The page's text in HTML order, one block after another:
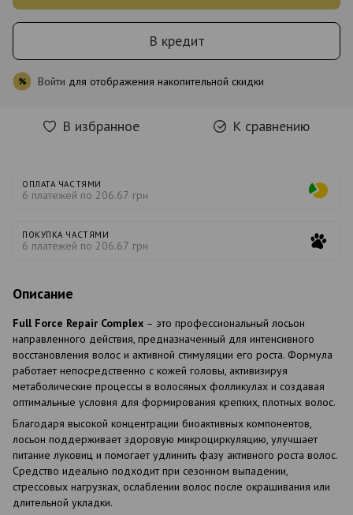
В кредит
% Войти для отображения накопительной скидки
В избранное К сравнению
ОПЛАТА ЧАСТЯМИ
6 платежей по 206.67 грн
ПОКУПКА ЧАСТЯМИ
6 платежей по 206.67 грн
Описание
Full Force Repair Complex – это профессиональный лосьон
направленного действия, предназначенный для интенсивного
восстановления волос и активной стимуляции его роста. Формула
работает непосредственно с кожей головы, активизируя
метаболические процессы в волосяных фолликулах и создавая
оптимальные условия для формирования крепких, плотных волос.
Благодаря высокой концентрации биоактивных компонентов,
лосьон поддерживает здоровую микроциркуляцию, улучшает
питание луковиц и помогает удлинить фазу активного роста волос.
Средство идеально подходит при сезонном выпадении,
стрессовых нагрузках, ослаблении волос после окрашивания или
длительной укладки.